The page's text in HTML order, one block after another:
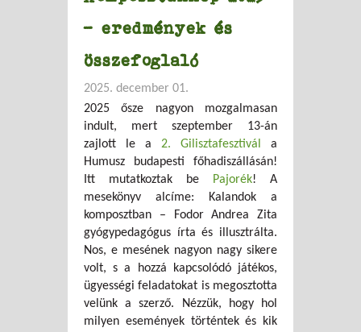
– eredmények és
összefoglaló
2025. december 01.
2025 ősze nagyon mozgalmasan
indult, mert szeptember 13-án
zajlott le a 2. Gilisztafesztivál a
Humusz budapesti főhadiszállásán!
Itt mutatkoztak be Pajorék! A
mesekönyv alcíme: Kalandok a
komposztban – Fodor Andrea Zita
gyógypedagógus írta és illusztrálta.
Nos, e mesének nagyon nagy sikere
volt, s a hozzá kapcsolódó játékos,
ügyességi feladatokat is megosztotta
velünk a szerző. Nézzük, hogy hol
milyen események történtek és kik